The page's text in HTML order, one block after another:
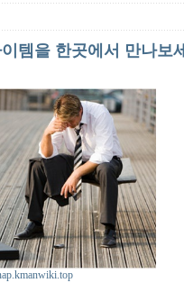
템을 한곳에서 만나보